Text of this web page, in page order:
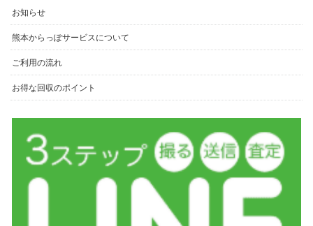
お知らせ
熊本からっぽサービスについて
ご利用の流れ
お得な回収のポイント